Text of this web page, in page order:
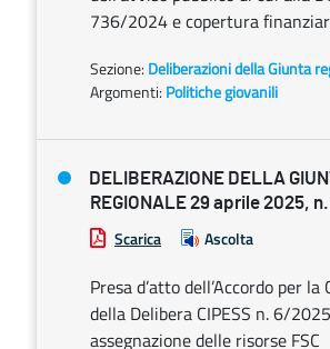
736/2024 e copertura
Sezione: Deliberazioni della Giunta
Argomenti: Politiche giovanili
DELIBERAZIONE DELLA
REGIONALE 29 aprile 2025,
Scarica Ascolta
Presa d’atto dell’Accordo per la
della Delibera CIPESS n. 6/
assegnazione delle risorse FSC